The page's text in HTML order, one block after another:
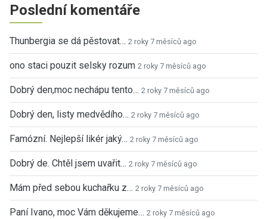
Poslední komentáře
Thunbergia se dá pěstovat… 2 roky 7 měsíců ago
ono staci pouzit selsky rozum 2 roky 7 měsíců ago
Dobrý den,moc nechápu tento… 2 roky 7 měsíců ago
Dobrý den, listy medvědího… 2 roky 7 měsíců ago
Famózní. Nejlepší likér jaký… 2 roky 7 měsíců ago
Dobrý de. Chtěl jsem uvařit… 2 roky 7 měsíců ago
Mám před sebou kuchařku z… 2 roky 7 měsíců ago
Paní Ivano, moc Vám děkujeme… 2 roky 7 měsíců ago